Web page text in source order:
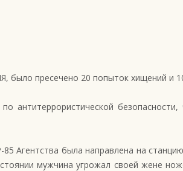
было пресечено 20 попыток хищений и
антитеррористической
Агентства была направлена на
мужчина угрожал своей жене